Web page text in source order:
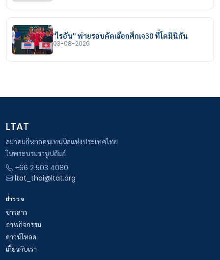
"ไรอัน" พ่ายรอบคัดเลือกศึกเจ30 ที่โดมินิกัน
03-08-2026
LTAT
สมาคมกีฬาลอนเทนนิสแห่งประเทศไทย
ในพระบรมราชูปถัมภ์
+66 2 503 4080
ltat_thai@ltat.org
สำรวจ
ข่าวสาร
ภาพกิจกรรม
ดาวน์โหลด
เกี่ยวกับเรา